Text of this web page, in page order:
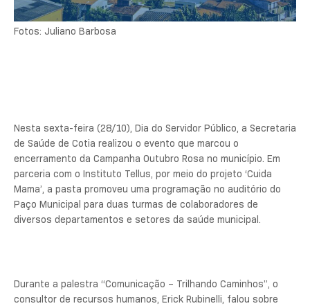
Fotos: Juliano Barbosa
Nesta sexta-feira (28/10), Dia do Servidor Público, a Secretaria
de Saúde de Cotia realizou o evento que marcou o
encerramento da Campanha Outubro Rosa no município. Em
parceria com o Instituto Tellus, por meio do projeto ‘Cuida
Mama’, a pasta promoveu uma programação no auditório do
Paço Municipal para duas turmas de colaboradores de
diversos departamentos e setores da saúde municipal.
Durante a palestra “Comunicação – Trilhando Caminhos”, o
consultor de recursos humanos, Erick Rubinelli, falou sobre